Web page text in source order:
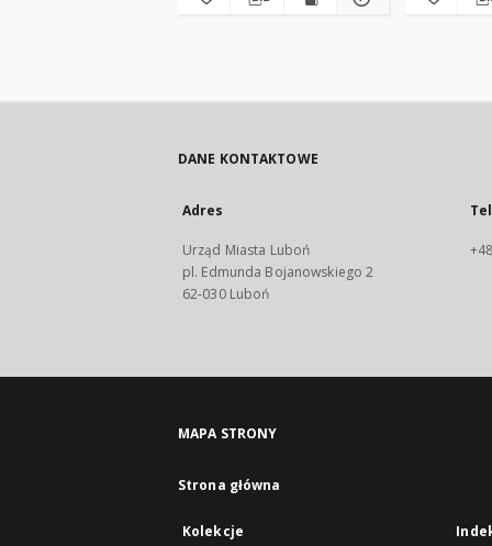
DANE KONTAKTOWE
Adres
Urząd Miasta Luboń
pl. Edmunda Bojanowskiego 2
62-030 Luboń
MAPA STRONY
Strona główna
Kolekcje